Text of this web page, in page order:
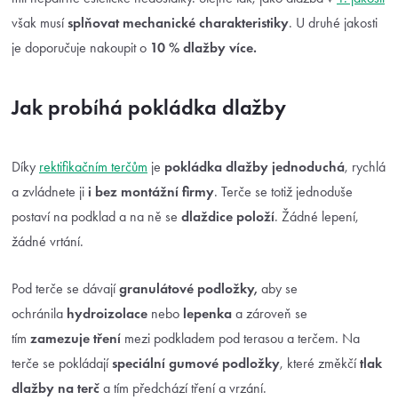
však musísplňovat mechanické charakteristiky. U druhé jakosti
je doporučuje nakoupit o 10 % dlažby více.
Jak probíhá pokládka dlažby
Díky rektifikačním terčům je pokládka dlažby jednoduchá, rychlá
a zvládnete ji i bez montážní firmy. Terče se totiž jednoduše
postaví na podklad a na ně se dlaždice položí. Žádné lepení,
žádné vrtání.
Pod terče se dávajígranulátové podložky, aby se
ochránila hydroizolace nebo lepenka a zároveň se
tím zamezuje tření mezi podkladem pod terasou a terčem. Na
terče se pokládajíspeciální gumové podložky, které změkčítlak
dlažby na terč a tím předchází tření a vrzání.